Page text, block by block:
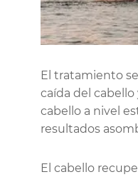
El tratamiento
caída del cabello
cabello a nivel
resultados
El cabello